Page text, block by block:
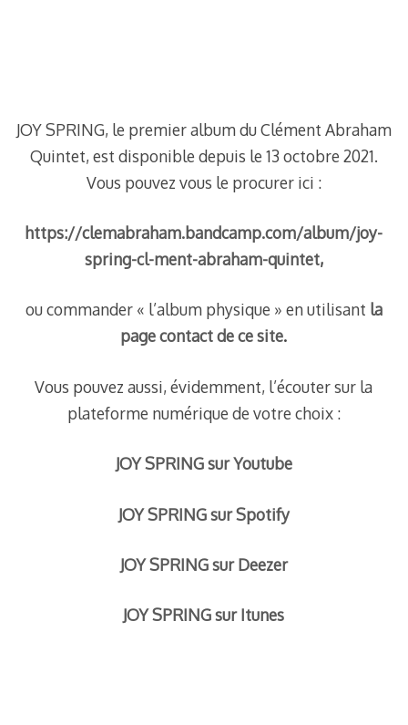
JOY SPRING, le premier album du Clément Abraham
Quintet, est disponible depuis le 13 octobre 2021.
Vous pouvez vous le procurer ici :
https://clemabraham.bandcamp.com/album/joy-
spring-cl-ment-abraham-quintet,
ou commander « l’album physique » en utilisant la
page contact de ce site.
Vous pouvez aussi, évidemment, l’écouter sur la
plateforme numérique de votre choix :
JOY SPRING sur Youtube
JOY SPRING sur Spotify
JOY SPRING sur Deezer
JOY SPRING sur Itunes